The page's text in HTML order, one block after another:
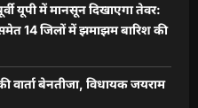
यूपी में मानसून दिखाएगा तेवर:
14 जिलों में झमाझम बारिश की
वार्ता बेनतीजा, विधायक जयराम